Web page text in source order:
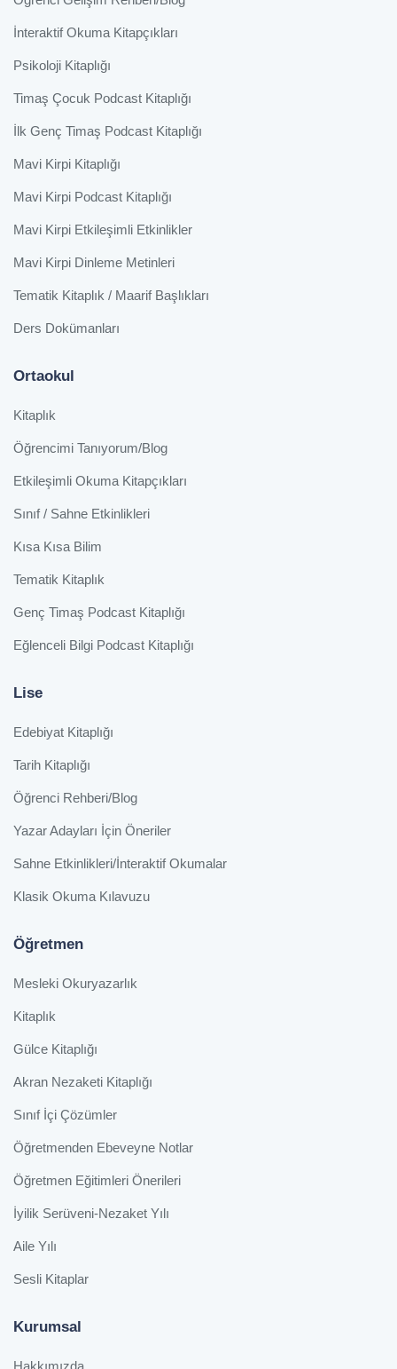
İnteraktif Okuma Kitapçıkları
Psikoloji Kitaplığı
Timaş Çocuk Podcast Kitaplığı
İlk Genç Timaş Podcast Kitaplığı
Mavi Kirpi Kitaplığı
Mavi Kirpi Podcast Kitaplığı
Mavi Kirpi Etkileşimli Etkinlikler
Mavi Kirpi Dinleme Metinleri
Tematik Kitaplık / Maarif Başlıkları
Ders Dokümanları
Ortaokul
Kitaplık
Öğrencimi Tanıyorum/Blog
Etkileşimli Okuma Kitapçıkları
Sınıf / Sahne Etkinlikleri
Kısa Kısa Bilim
Tematik Kitaplık
Genç Timaş Podcast Kitaplığı
Eğlenceli Bilgi Podcast Kitaplığı
Lise
Edebiyat Kitaplığı
Tarih Kitaplığı
Öğrenci Rehberi/Blog
Yazar Adayları İçin Öneriler
Sahne Etkinlikleri/İnteraktif Okumalar
Klasik Okuma Kılavuzu
Öğretmen
Mesleki Okuryazarlık
Kitaplık
Gülce Kitaplığı
Akran Nezaketi Kitaplığı
Sınıf İçi Çözümler
Öğretmenden Ebeveyne Notlar
Öğretmen Eğitimleri Önerileri
İyilik Serüveni-Nezaket Yılı
Aile Yılı
Sesli Kitaplar
Kurumsal
Hakkımızda